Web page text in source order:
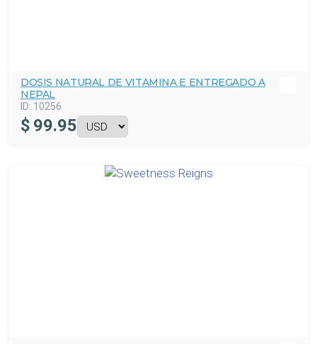
DOSIS NATURAL DE VITAMINA E ENTREGADO A
NEPAL
ID: 10256
$ 99.95